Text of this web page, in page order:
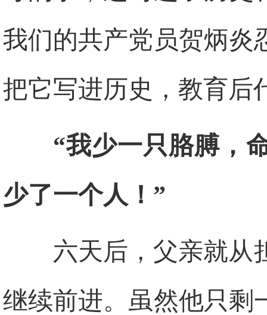
我们的共产党员贺炳炎
把它写进历史，教育后
“我少一只胳膊，
少了一个人！”
六天后，父亲就从
继续前进。虽然他只剩